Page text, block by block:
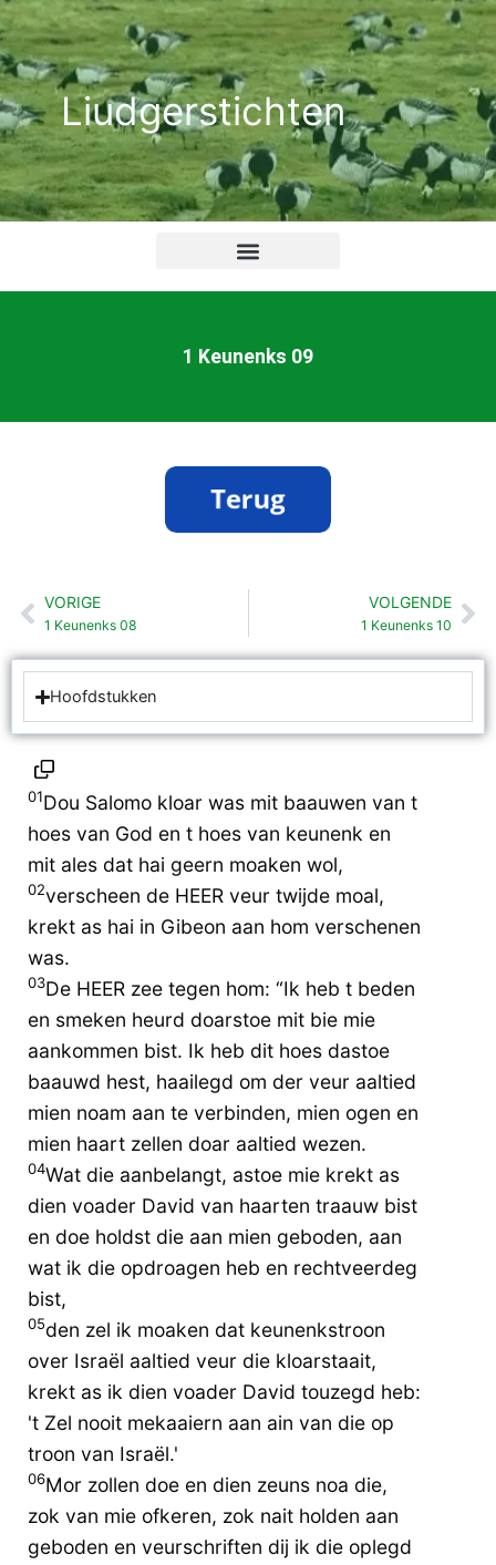
Ga
naar
de
inhoudLiudgerstichten
1 Keunenks 09
Vorige
VORIGE
1 Keunenks 08
VOLGENDE
1 Keunenks 10
Hoofdstukken
01Dou Salomo kloar was mit baauwen van t
hoes van God en t hoes van keunenk en
mit ales dat hai geern moaken wol,
02verscheen de HEER veur twijde moal,
krekt as hai in Gibeon aan hom verschenen
was.
03De HEER zee tegen hom: “Ik heb t beden
en smeken heurd doarstoe mit bie mie
aankommen bist. Ik heb dit hoes dastoe
baauwd hest, haailegd om der veur aaltied
mien noam aan te verbinden, mien ogen en
mien haart zellen doar aaltied wezen.
04Wat die aanbelangt, astoe mie krekt as
dien voader David van haarten traauw bist
en doe holdst die aan mien geboden, aan
wat ik die opdroagen heb en rechtveerdeg
bist,
05den zel ik moaken dat keunenkstroon
over Israël aaltied veur die kloarstaait,
krekt as ik dien voader David touzegd heb:
't Zel nooit mekaaiern aan ain van die op
troon van Israël.'
06Mor zollen doe en dien zeuns noa die,
zok van mie ofkeren, zok nait holden aan
geboden en veurschriften dij ik die oplegd